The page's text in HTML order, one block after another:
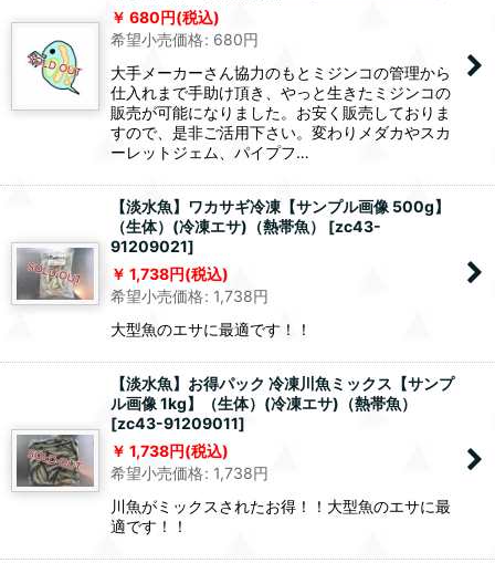
680円(税込)
希望小売価格: 680円
大手メーカーさん協力のもとミジンコの管理から
仕入れまで手助け頂き、やっと生きたミジンコの
販売が可能になりました。お安く販売しておりま
すので、是非ご活用下さい。変わりメダカやスカ
ーレットジェム、パイプフ…
【淡水魚】ワカサギ冷凍【サンプル画像 500g】
（生体）(冷凍エサ)（熱帯魚）
[zc43-
91209021]
1,738円(税込)
希望小売価格: 1,738円
大型魚のエサに最適です！！
【淡水魚】お得パック 冷凍川魚ミックス【サンプ
ル画像 1kg】（生体）(冷凍エサ)（熱帯魚）
[zc43-91209011]
1,738円(税込)
希望小売価格: 1,738円
川魚がミックスされたお得！！大型魚のエサに最
適です！！